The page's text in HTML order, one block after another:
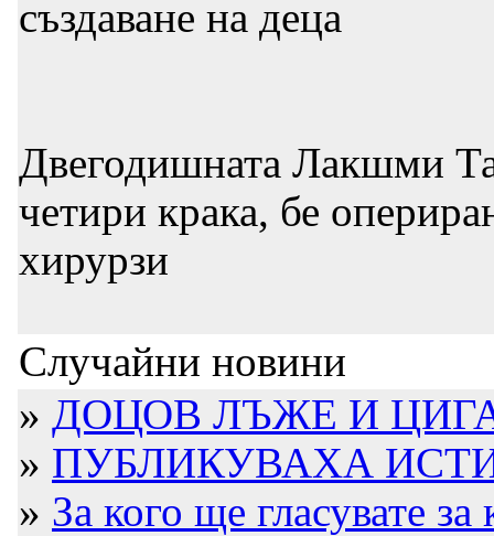
създаване на деца
Двегодишната Лакшми
четири крака, бе
хирурзи
Случайни новини
» ДОЦОВ ЛЪЖЕ И
» ПУБЛИКУВАХА
» За кого ще гласувате за